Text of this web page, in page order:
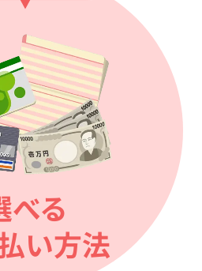
べる
い方法